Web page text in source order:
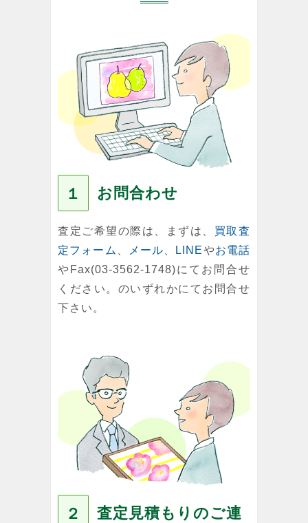
１ お問合わせ
査定ご希望の際は、まずは、 買取査
定フォーム
メール LINEやお電話
やFax(03-3562-1748)にてお問合せ
ください。のいずれかにてお問合せ
下さい。
２
査定見積もりのご連